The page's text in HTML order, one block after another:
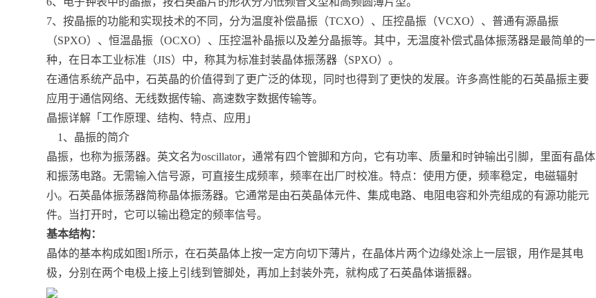
7、按晶振的功能和实现技术的不同，分为温度补偿晶振（TCXO）、压控晶振（VCXO）、普通有源晶振
（SPXO）、恒温晶振（OCXO）、压控温补晶振以及差分晶振等。其中，无温度补偿式晶体振荡器是最简单的一
种，在日本工业标准（JIS）中，称其为标准封装晶体振荡器（SPXO）。
在通信系统产品中，石英晶的价值得到了更广泛的体现，同时也得到了更快的发展。许多高性能的石英晶振主要
应用于通信网络、无线数据传输、高速数字数据传输等。
晶振详解「工作原理、结构、特点、应用」
1、晶振的简介
晶振，也称为振荡器。英文名为oscillator，通常有四个管脚和方向，它有功率、质量和时钟输出引脚，里面有晶体
和振荡电路。无需输入信号源，可直接生成频率，频率在出厂时校准。特点：使用方便，频率稳定，电磁辐射
小。石英晶体振荡器简称晶体振荡器。它通常是由石英晶体元件、集成电路、电阻电容和外壳组成的有源功能元
件。当打开时，它可以输出稳定的频率信号。
基本结构：
晶体的基本构成如图1所示，在石英晶体上按一定方向切下薄片，在晶体片两个边缘处涂上一层银，用作是其电
极，分别在两个电极上接上引线到管脚处，再加上封装外壳，就构成了石英晶体谐振器。